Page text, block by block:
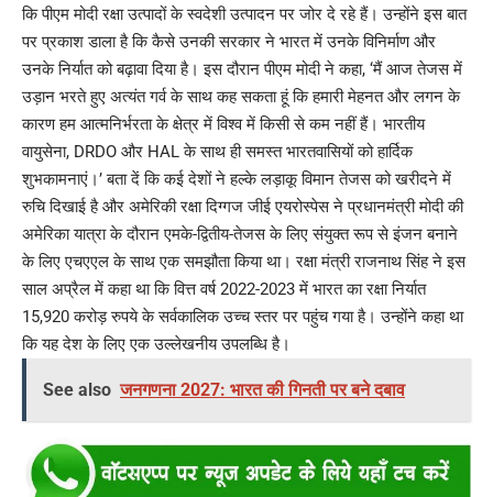
कि पीएम मोदी रक्षा उत्पादों के स्वदेशी उत्पादन पर जोर दे रहे हैं। उन्होंने इस बात
पर प्रकाश डाला है कि कैसे उनकी सरकार ने भारत में उनके विनिर्माण और
उनके निर्यात को बढ़ावा दिया है। इस दौरान पीएम मोदी ने कहा, ‘मैं आज तेजस में
उड़ान भरते हुए अत्यंत गर्व के साथ कह सकता हूं कि हमारी मेहनत और लगन के
कारण हम आत्मनिर्भरता के क्षेत्र में विश्व में किसी से कम नहीं हैं। भारतीय
वायुसेना, DRDO और HAL के साथ ही समस्त भारतवासियों को हार्दिक
शुभकामनाएं।’ बता दें कि कई देशों ने हल्के लड़ाकू विमान तेजस को खरीदने में
रुचि दिखाई है और अमेरिकी रक्षा दिग्गज जीई एयरोस्पेस ने प्रधानमंत्री मोदी की
अमेरिका यात्रा के दौरान एमके-द्वितीय-तेजस के लिए संयुक्त रूप से इंजन बनाने
के लिए एचएएल के साथ एक समझौता किया था। रक्षा मंत्री राजनाथ सिंह ने इस
साल अप्रैल में कहा था कि वित्त वर्ष 2022-2023 में भारत का रक्षा निर्यात
15,920 करोड़ रुपये के सर्वकालिक उच्च स्तर पर पहुंच गया है। उन्होंने कहा था
कि यह देश के लिए एक उल्लेखनीय उपलब्धि है।
See also जनगणना 2027: भारत की गिनती पर बने दबाव